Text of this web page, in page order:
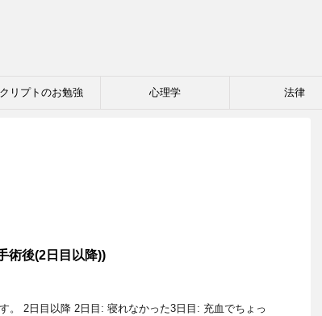
リプトのお勉強 心理学 法律
術後(2日目以降))
。 2日目以降 2日目: 寝れなかった3日目: 充血でちょっ